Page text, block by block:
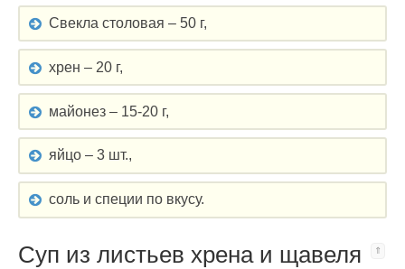
Свекла столовая – 50 г,
хрен – 20 г,
майонез – 15-20 г,
яйцо – 3 шт.,
соль и специи по вкусу.
Суп из листьев хрена и щавеля